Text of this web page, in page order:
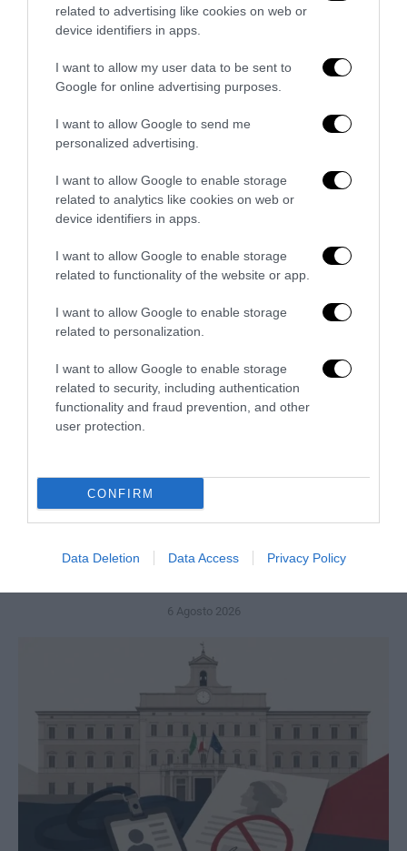
related to advertising like cookies on web or
device identifiers in apps.
I want to allow my user data to be sent to
Google for online advertising purposes.
I want to allow Google to send me
personalized advertising.
I want to allow Google to enable storage
related to analytics like cookies on web or
device identifiers in apps.
I want to allow Google to enable storage
related to functionality of the website or app.
I want to allow Google to enable storage
related to personalization.
I want to allow Google to enable storage
related to security, including authentication
functionality and fraud prevention, and other
user protection.
CONFIRM
Data Deletion Data Access Privacy Policy
Bonaccini e il mito delle barricate di Parma: quando
6 Agosto 2026
Remigrazione, il Copasir riconosce all’antifascismo il
6 Agosto 2026